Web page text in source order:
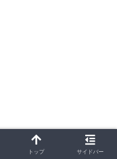
トップ サイドバー